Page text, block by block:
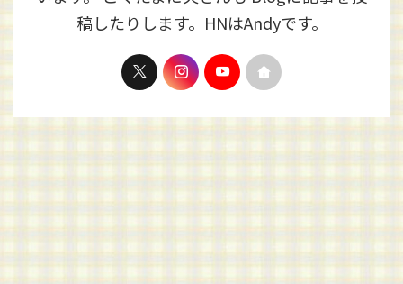
稿したりします。HNはAndyです。